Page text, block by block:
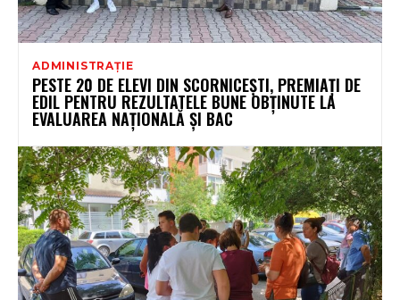
ADMINISTRAȚIE
PESTE 20 DE ELEVI DIN SCORNICEȘTI, PREMIAȚI DE
EDIL PENTRU REZULTATELE BUNE OBȚINUTE LA
EVALUAREA NAȚIONALĂ ȘI BAC